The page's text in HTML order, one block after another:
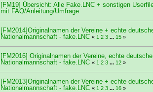
[FM19] Übersicht: Alle Fake.LNC + sonstigen
mit FAQ/Anleitung/Umfrage
[FM2014]Originalnamen der Vereine + echte
Nationalmannschaft - fake.LNC « 1 2 3 ... 15»
[FM2016] Originalnamen der Vereine, echte deutsche
Nationalmannschaft - fake.LNC « 1 2 3 ... 12»
[FM2013]Originalnamen der Vereine + echte
Nationalmannschaft - fake.LNC « 1 2 3 ... 16»